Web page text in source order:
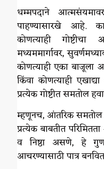
धम्मपदाने
पाहण्यासारखे आहे.
कोणत्याही
मध्यममार्गावर,
कोणत्याही एका
किंवा कोणत्याही
प्रत्येक गोष्टीत समतोल
म्हणूनच, आंतरिक
प्रत्येक बाबतीत
व निष्ठा असणे, हे गुण
आचरण्यासाठी पात्र